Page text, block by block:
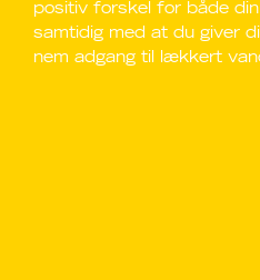
positiv forskel for både
samtidig med at du giver
nem adgang til lækkert